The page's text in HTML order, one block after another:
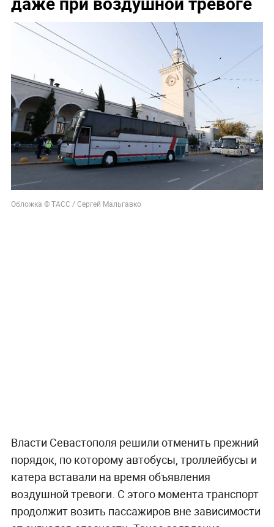
Обложка © ТАСС / Сергей Мальгавко
Власти Севастополя решили отменить прежний
порядок, по которому автобусы, троллейбусы и
катера вставали на время объявления
воздушной тревоги. С этого момента транспорт
продолжит возить пассажиров вне зависимости